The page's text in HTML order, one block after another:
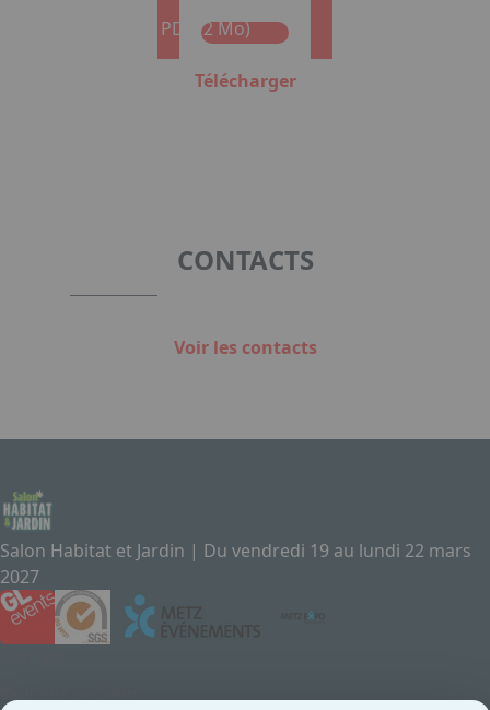
Format : PDF (2 Mo)
Télécharger
CONTACTS
Voir les contacts
Salon Habitat et Jardin | Du vendredi 19 au lundi 22 mars
2027